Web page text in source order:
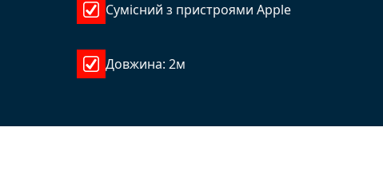
Сумісний з пристроями Apple
Довжина: 2м